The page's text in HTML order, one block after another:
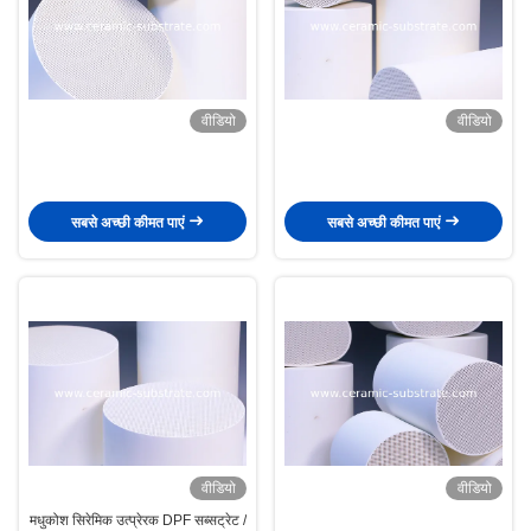
वीडियो
सबसे अच्छी कीमत पाएं
वीडियो
सबसे अच्छी कीमत पाएं
वीडियो
मधुकोश सिरेमिक उत्प्रेरक DPF सब्सट्रेट /
वीडियो